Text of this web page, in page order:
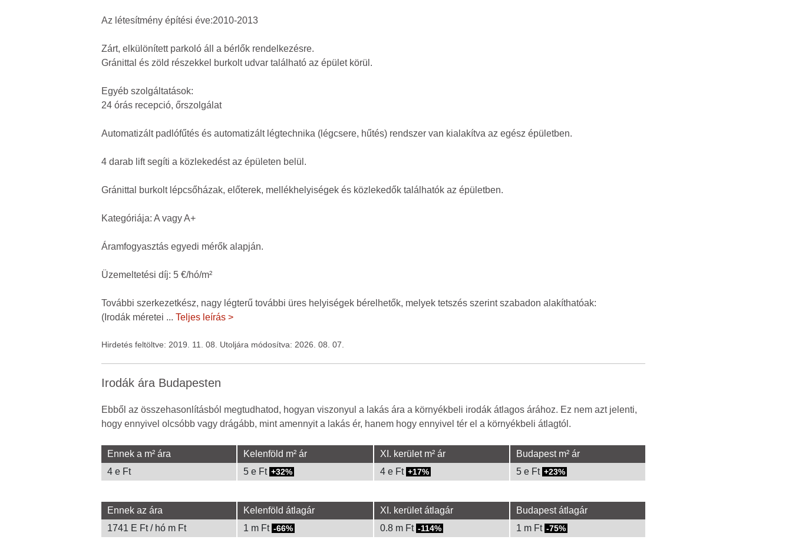
Az létesítmény építési éve:2010-2013
Zárt, elkülönített parkoló áll a bérlők rendelkezésre.
Gránittal és zöld részekkel burkolt udvar található az épület körül.
Egyéb szolgáltatások:
24 órás recepció, őrszolgálat
Automatizált padlófűtés és automatizált légtechnika (légcsere, hűtés) rendszer van kialakítva az egész épületben.
4 darab lift segíti a közlekedést az épületen belül.
Gránittal burkolt lépcsőházak, előterek, mellékhelyiségek és közlekedők találhatók az épületben.
Kategóriája: A vagy A+
Áramfogyasztás egyedi mérők alapján.
Üzemeltetési díj: 5 €/hó/m²
További szerkezetkész, nagy légterű további üres helyiségek bérelhetők, melyek tetszés szerint szabadon alakíthatóak:
(Irodák méretei ... Teljes leírás >
Hirdetés feltöltve: 2019. 11. 08. Utoljára módosítva: 2026. 08. 07.
Irodák ára Budapesten
Ebből az összehasonlításból megtudhatod, hogyan viszonyul a lakás ára a környékbeli irodák átlagos árához. Ez nem azt jelenti,
hogy ennyivel olcsóbb vagy drágább, mint amennyit a lakás ér, hanem hogy ennyivel tér el a környékbeli átlagtól.
Ennek a m² ára Kelenföld m² ár XI. kerület m² ár
Budapest m² ár
4 e Ft
5 e Ft 32% 4 e Ft 17% 5 e Ft 23%
Ennek az ára Kelenföld átlagár XI. kerület átlagár
Budapest átlagár
1741 E Ft / hó m Ft
1 m Ft -66% 0.8 m Ft -114% 1 m Ft -75%